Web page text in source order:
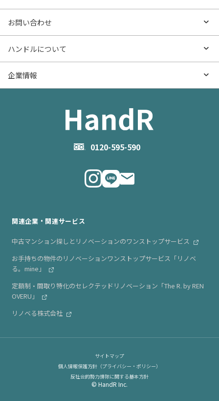
0120-595-590
特集から探す
価格更新した物件
物件一覧
AI査定
売却サービス
お役立ち記事（売却）
- マンションの基礎知識
- マンション売却
- お金のこと
- 住まいの手引き サイトマップ
よくあるご質問
お問い合わせ
物件購入のご相談
住み替えのご相談
物件掲載に関するお問い合わせ
ハンドルについて
ハンドルとは
企業情報
関連企業・関連サービス
中古マンション探しとリノベーションのワンストップサービス
お手持ちの物件のリノベーションワンストップサービス「リノベ
る。mine」
定額制・間取り特化のセレクテッドリノベーション「The R. by REN
OVERU」
リノベる株式会社
サイトマップ
個人情報保護方針（プライバシー・ポリシー）
反社会的勢力排除に関する基本方針
© HandR Inc.